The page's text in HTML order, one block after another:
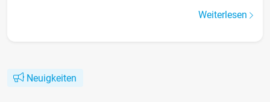
Weiterlesen
Neuigkeiten